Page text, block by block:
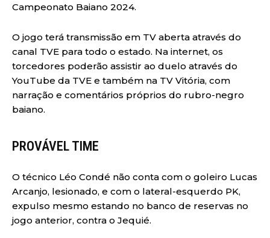
Campeonato Baiano 2024.
O jogo terá transmissão em TV aberta através do
canal TVE para todo o estado. Na internet, os
torcedores poderão assistir ao duelo através do
YouTube da TVE e também na TV Vitória, com
narração e comentários próprios do rubro-negro
baiano.
PROVÁVEL TIME
O técnico Léo Condé não conta com o goleiro Lucas
Arcanjo, lesionado, e com o lateral-esquerdo PK,
expulso mesmo estando no banco de reservas no
jogo anterior, contra o Jequié.